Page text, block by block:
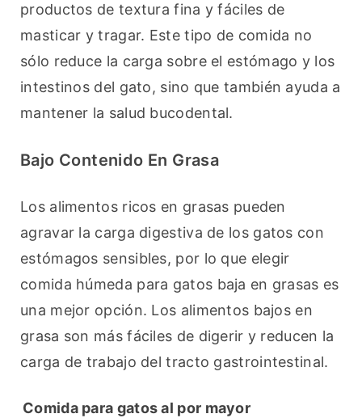
productos de textura fina y fáciles de
masticar y tragar. Este tipo de comida no
sólo reduce la carga sobre el estómago y los
intestinos del gato, sino que también ayuda a
mantener la salud bucodental.
Bajo Contenido En Grasa
Los alimentos ricos en grasas pueden
agravar la carga digestiva de los gatos con
estómagos sensibles, por lo que elegir
comida húmeda para gatos baja en grasas es
una mejor opción. Los alimentos bajos en
grasa son más fáciles de digerir y reducen la
carga de trabajo del tracto gastrointestinal.
Comida para gatos al por mayor